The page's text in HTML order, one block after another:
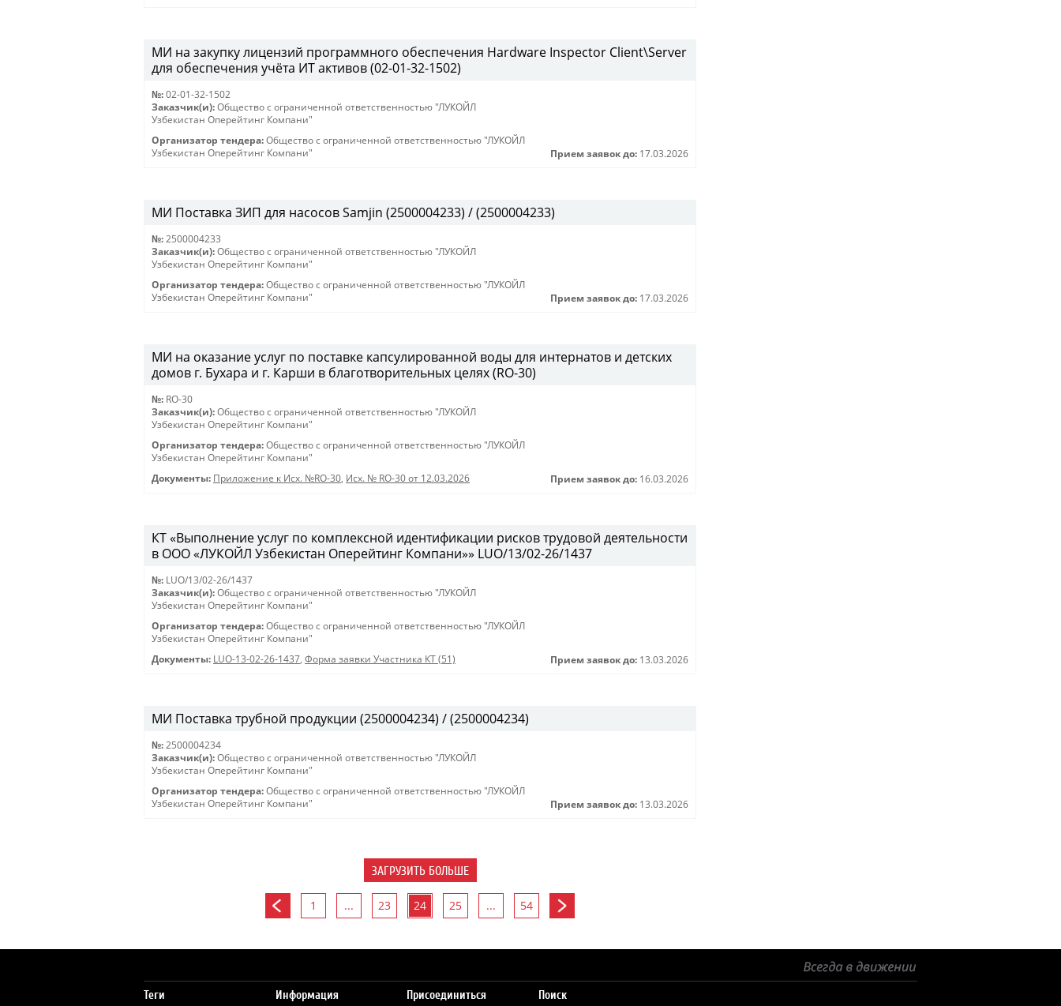
МИ на закупку лицензий программного обеспечения Hardware Inspector Client\Server
для обеспечения учёта ИТ активов (02-01-32-1502)
№: 02-01-32-1502
Заказчик(и): Общество с ограниченной ответственностью "ЛУКОЙЛ
Узбекистан Оперейтинг Компани"
Организатор тендера: Общество с ограниченной ответственностью "ЛУКОЙЛ
Узбекистан Оперейтинг Компани"
Прием заявок до: 17.03.2026
МИ Поставка ЗИП для насосов Samjin (2500004233) / (2500004233)
№: 2500004233
Заказчик(и): Общество с ограниченной ответственностью "ЛУКОЙЛ
Узбекистан Оперейтинг Компани"
Организатор тендера: Общество с ограниченной ответственностью "ЛУКОЙЛ
Узбекистан Оперейтинг Компани"
Прием заявок до: 17.03.2026
МИ на оказание услуг по поставке капсулированной воды для интернатов и детских
домов г. Бухара и г. Карши в благотворительных целях (RO-30)
№: RO-30
Заказчик(и): Общество с ограниченной ответственностью "ЛУКОЙЛ
Узбекистан Оперейтинг Компани"
Организатор тендера: Общество с ограниченной ответственностью "ЛУКОЙЛ
Узбекистан Оперейтинг Компани"
Документы: Приложение к Исх. №RO-30, Исх. № RO-30 от 12.03.2026 Прием заявок до: 16.03.2026
КТ «Выполнение услуг по комплексной идентификации рисков трудовой деятельности
в ООО «ЛУКОЙЛ Узбекистан Оперейтинг Компани»» LUO/13/02-26/1437
№: LUO/13/02-26/1437
Заказчик(и): Общество с ограниченной ответственностью "ЛУКОЙЛ
Узбекистан Оперейтинг Компани"
Организатор тендера: Общество с ограниченной ответственностью "ЛУКОЙЛ
Узбекистан Оперейтинг Компани"
Документы: LUO-13-02-26-1437, Форма заявки Участника КТ (51) Прием заявок до: 13.03.2026
МИ Поставка трубной продукции (2500004234) / (2500004234)
№: 2500004234
Заказчик(и): Общество с ограниченной ответственностью "ЛУКОЙЛ
Узбекистан Оперейтинг Компани"
Организатор тендера: Общество с ограниченной ответственностью "ЛУКОЙЛ
Узбекистан Оперейтинг Компани"
Прием заявок до: 13.03.2026
ЗАГРУЗИТЬ БОЛЬШЕ
1 ... 23 24 25 ... 54
Теги Информация Присоединиться Поиск